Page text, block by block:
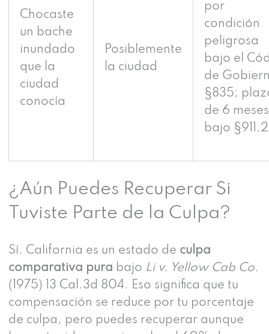
Chocaste
un bache
inundado
que la
ciudad
conocía
Posiblemente
la ciudad
por
condición
peligrosa
bajo el
de
§835;
de 6 meses
bajo §911.2
¿Aún Puedes Recuperar Si
Tuviste Parte de la Culpa?
Sí. California es un estado de culpa
comparativa pura bajo Li v. Yellow Cab Co.
(1975) 13 Cal.3d 804. Eso significa que tu
compensación se reduce por tu porcentaje
de culpa, pero puedes recuperar aunque